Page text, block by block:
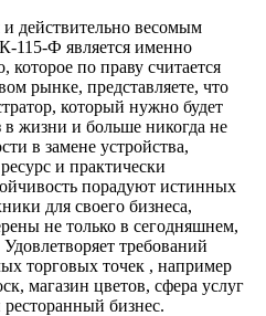
действительно весомым
Ф является именно
которое по праву считается
рынке, представляете, что
который нужно будет
в жизни и больше никогда не
в замене устройства,
и практически
порадуют истинных
для своего бизнеса,
не только в сегодняшнем,
требований
торговых точек , например
магазин цветов, сфера услуг
бизнес.